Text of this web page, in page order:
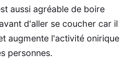
aussi agréable de boire
d'aller se coucher car il
augmente l'activité onirique
personnes.